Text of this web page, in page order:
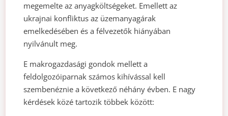
megemelte az anyagköltségeket. Emellett az
ukrajnai konfliktus az üzemanyagárak
emelkedésében és a félvezetők hiányában
nyilvánult meg.
E makrogazdasági gondok mellett a
feldolgozóiparnak számos kihívással kell
szembenéznie a következő néhány évben. E nagy
kérdések közé tartozik többek között: